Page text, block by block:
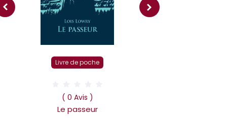
Livre de poche
( 0 Avis )
Le passeur